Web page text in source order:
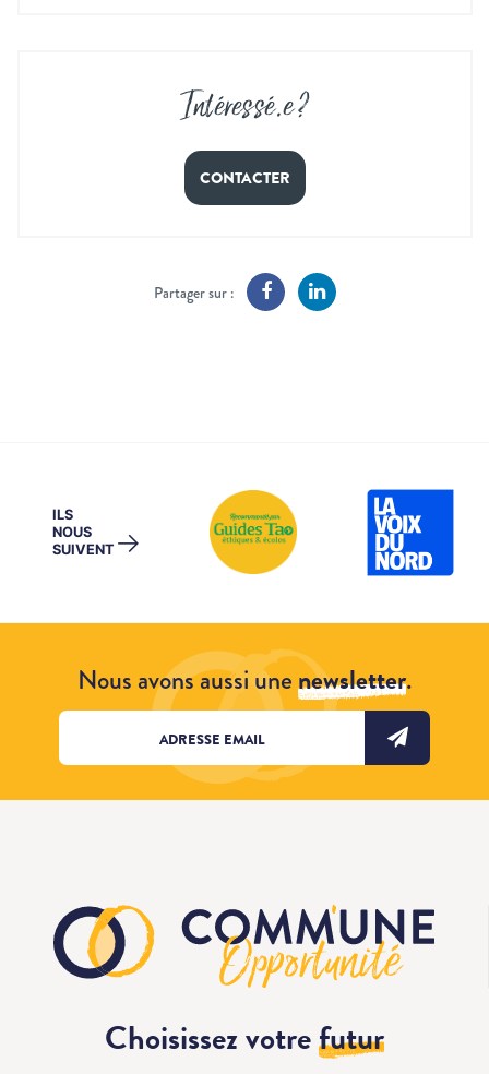
Intéressé.e ?
CONTACTER
Partager sur :
ILS
NOUS
SUIVENT →
Nous avons aussi unenewsletter.
Choisissez votrefutur